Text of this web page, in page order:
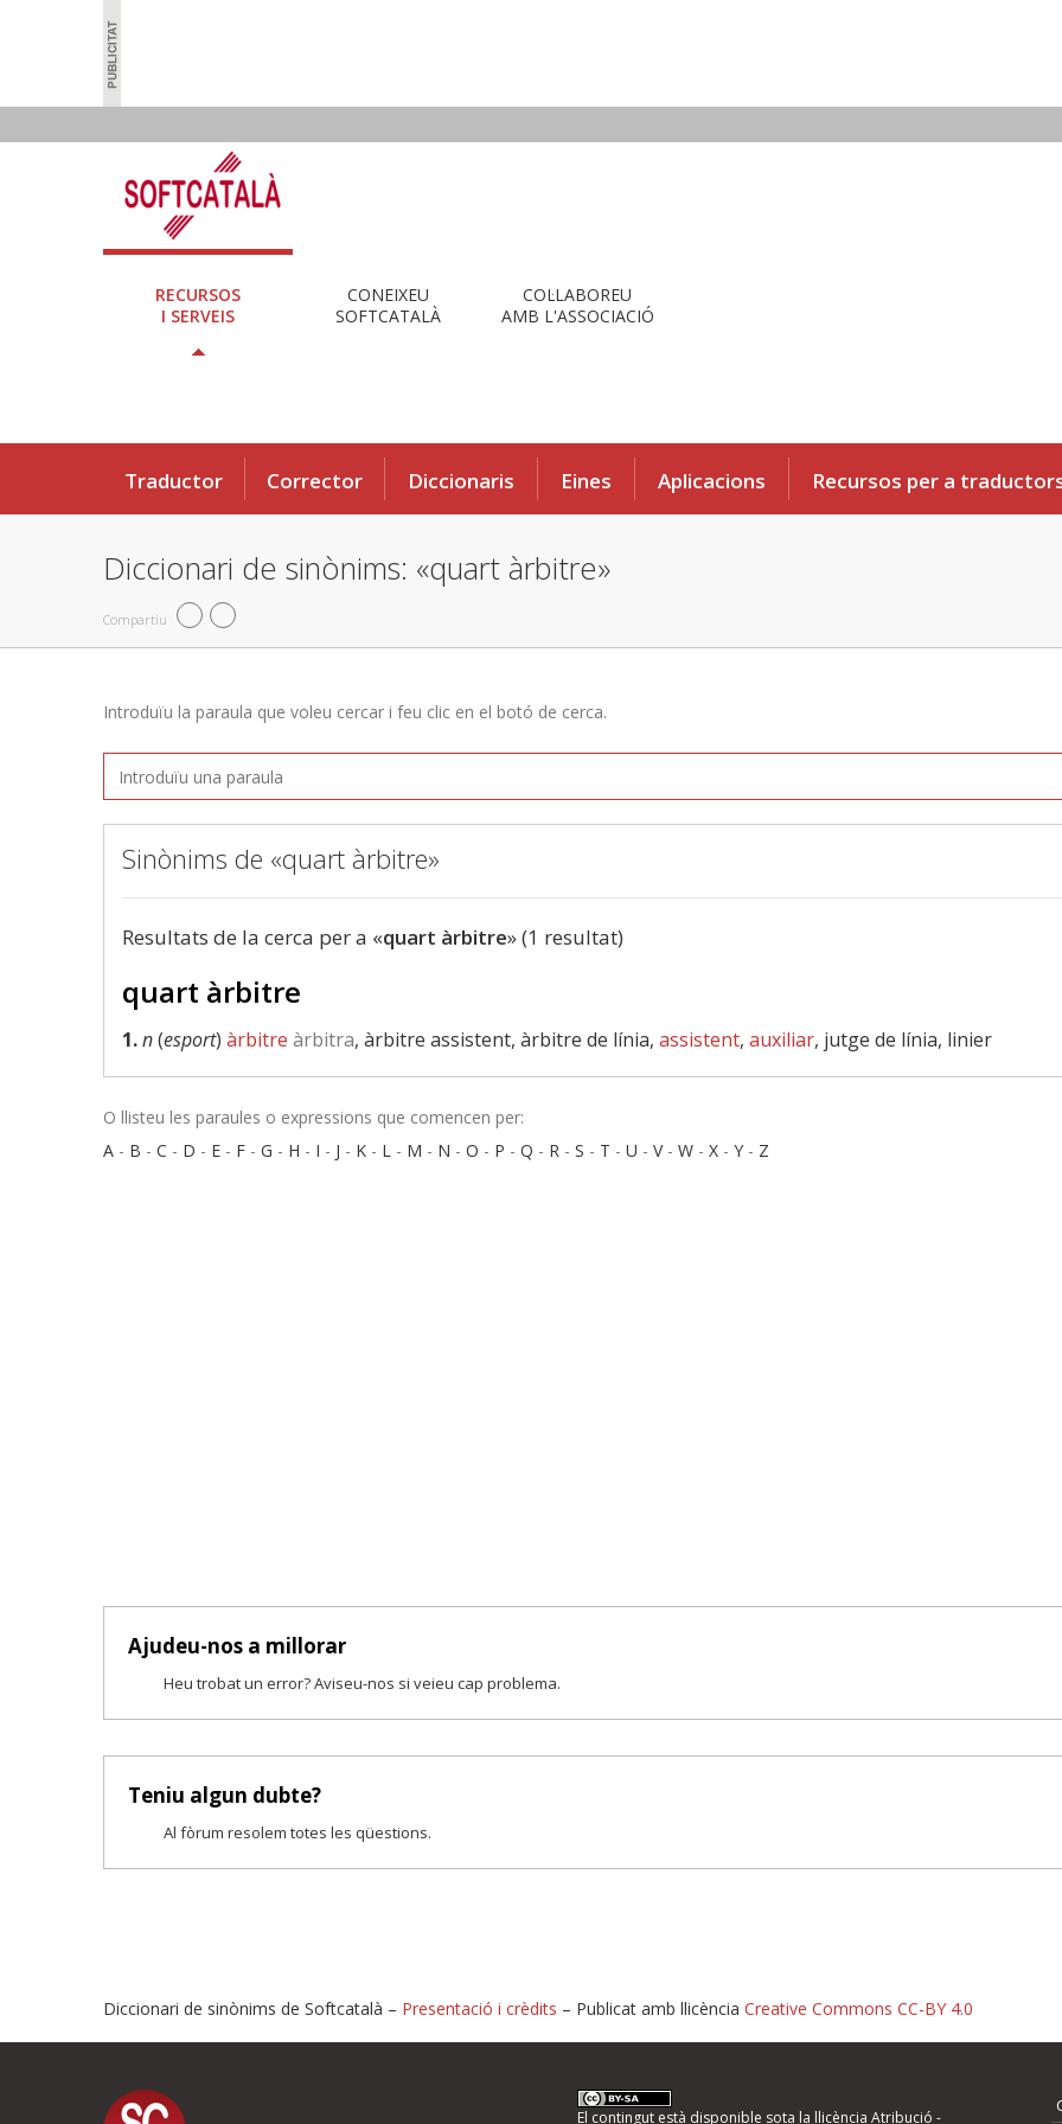
RECURSOS
I SERVEIS
CONEIXEU
SOFTCATALÀ
COL·LABOREU
AMB L'ASSOCIACIÓ
Traductor Corrector Diccionaris Eines Aplicacions Recursos per a
Diccionari de sinònims: «quart àrbitre»
Compartiu
Introduïu la paraula que voleu cercar i feu clic en el botó de cerca.
Sinònims de «quart àrbitre»
Resultats de la cerca per a «quart àrbitre» (1 resultat)
quart àrbitre
1.n(esport) àrbitre àrbitra, àrbitre assistent, àrbitre de línia, assistent, auxiliar, jutge de línia, linier
O llisteu les paraules o expressions que comencen per:
A - B - C - D - E - F - G - H - I - J - K - L - M - N - O - P - Q - R - S - T - U - V- W - X - Y - Z
Ajudeu-nos a millorar
Heu trobat un error? Aviseu-nos si veieu cap problema.
Teniu algun dubte?
Al fòrum resolem totes les qüestions.
Proposeu-nos millores o informeu d'errors
Diccionari de sinònims de Softcatalà – Presentació i crèdits – Publicat amb llicència Creative Commons CC-BY 4.0
El contingut està disponible sota la llicència Atribució -